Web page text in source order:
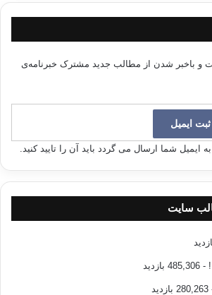
و باخبر شدن از مطالب جدید مشترک خبرنامه‌ی
ایمیل شما ارسال می گردد باید آن را تایید کنید.
سایت
- 485,306 بازدید